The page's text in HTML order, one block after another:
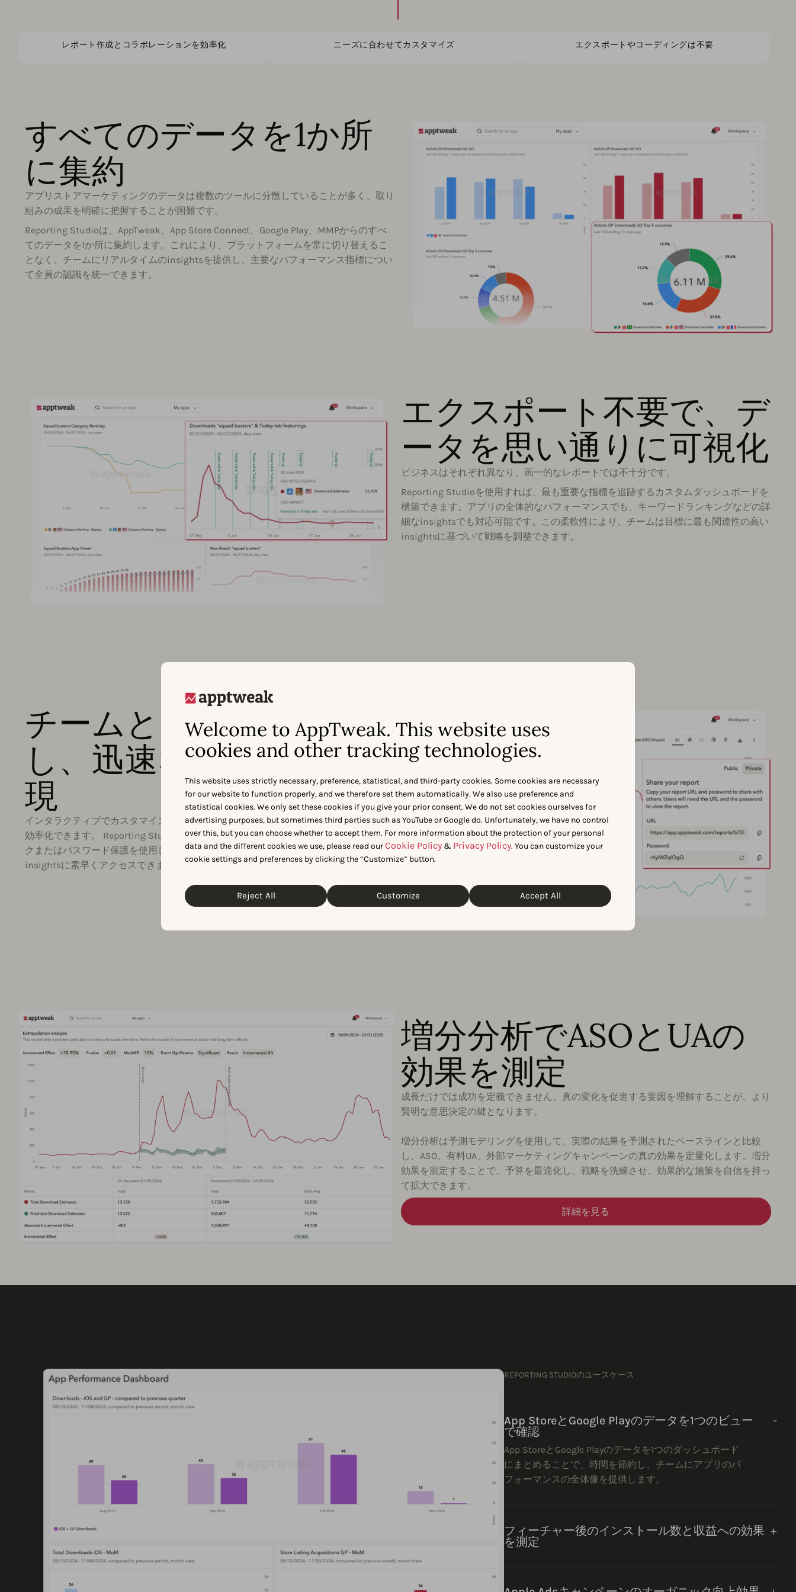
Welcome to AppTweak. This website uses
cookies and other tracking technologies.
This website uses strictly necessary, preference, statistical, and third-party cookies. Some cookies are necessary
for our website to function properly, and we therefore set them automatically. We also use preference and
statistical cookies. We only set these cookies if you give your prior consent. We do not set cookies ourselves for
advertising purposes, but sometimes third parties such as YouTube or Google do. Unfortunately, we have no control
over this, but you can choose whether to accept them. For more information about the protection of your personal
data and the different cookies we use, please read ourCookie Policy & Privacy Policy. You can customize your
cookie settings and preferences by clicking the “Customize” button.
Reject All Customize Accept All
レポート作成とコラボレーションを効率化 ニーズに合わせてカスタマイズ エクスポートやコーディングは不要
すべてのデータを1か所
に集約
アプリストアマーケティングのデータは複数のツールに分散していることが多く、取り
組みの成果を明確に把握することが困難です。
Reporting Studioは、AppTweak、App Store Connect、Google Play、MMPからのすべ
てのデータを1か所に集約します。これにより、プラットフォームを常に切り替えるこ
となく、チームにリアルタイムのinsightsを提供し、主要なパフォーマンス指標につい
て全員の認識を統一できます。
エクスポート不要で、デ
ータを思い通りに可視化
ビジネスはそれぞれ異なり、画一的なレポートでは不十分です。
Reporting Studioを使用すれば、最も重要な指標を追跡するカスタムダッシュボードを
構築できます。アプリの全体的なパフォーマンスでも、キーワードランキングなどの詳
細なinsightsでも対応可能です。この柔軟性により、チームは目標に最も関連性の高い
insightsに基づいて戦略を調整できます。
チームとレポートを共有
し、迅速な意思決定を実
現
インタラクティブでカスタマイズ可能なレポートをチームと簡単に共有し、意思決定を
効率化できます。 Reporting Studioでは、レポートを即座に共有できます。安全なリン
クまたはパスワード保護を使用して、チームはAppTweakアカウントがなくても必要な
insightsに素早くアクセスできます。
増分分析でASOとUAの
効果を測定
成長だけでは成功を定義できません。真の変化を促進する要因を理解することが、より
賢明な意思決定の鍵となります。
増分分析は予測モデリングを使用して、実際の結果を予測されたベースラインと比較
し、ASO、有料UA、外部マーケティングキャンペーンの真の効果を定量化します。増分
効果を測定することで、予算を最適化し、戦略を洗練させ、効果的な施策を自信を持っ
て拡大できます。
詳細を見る
REPORTING STUDIOのユースケース
App StoreとGoogle Playのデータを1つのビュー
で確認
App StoreとGoogle Playのデータを1つのダッシュボード
にまとめることで、時間を節約し、チームにアプリのパ
フォーマンスの全体像を提供します。
フィーチャー後のインストール数と収益への効果
を測定